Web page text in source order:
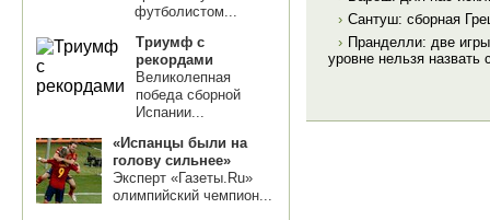
футболистом...
Триумф с
рекордами
Великолепная
победа сборной
Испании...
«Испанцы были на
голову сильнее»
Эксперт «Газеты.Ru»
олимпийский чемпион...
› Сантуш: сборная
› Пранделли: две
уровне нельзя назвать